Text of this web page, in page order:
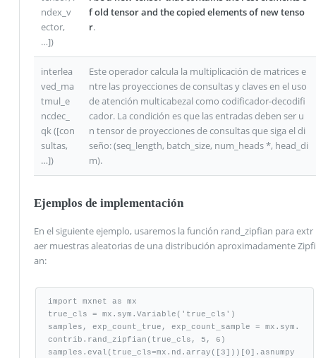
ndex_v
ector,
…])
f old tensor and the copied elements of new tenso
r.
interlea
ved_ma
tmul_e
ncdec_
qk ([con
sultas,
…])
Este operador calcula la multiplicación de matrices e
ntre las proyecciones de consultas y claves en el uso
de atención multicabezal como codificador-decodifi
cador. La condición es que las entradas deben ser u
n tensor de proyecciones de consultas que siga el di
seño: (seq_length, batch_size, num_heads *, head_di
m).
Ejemplos de implementación
En el siguiente ejemplo, usaremos la función rand_zipfian para extr
aer muestras aleatorias de una distribución aproximadamente Zipfi
an:
import mxnet as mx
true_cls = mx.sym.Variable('true_cls')
samples, exp_count_true, exp_count_sample = mx.sym.
contrib.rand_zipfian(true_cls, 5, 6)
samples.eval(true_cls=mx.nd.array([3]))[0].asnumpy